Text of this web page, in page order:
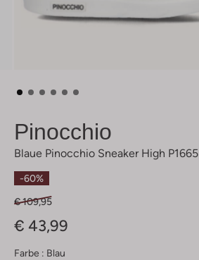
Pinocchio
Blaue Pinocchio Sneaker High P1665
-60%
€ 109,95
€ 43,99
Farbe : Blau